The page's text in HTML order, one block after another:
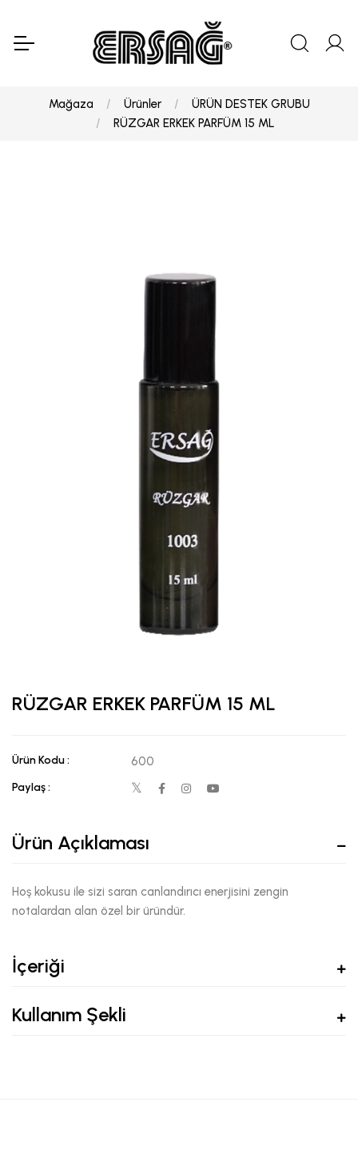
Mağaza Ürünler
ÜRÜN DESTEK GRUBU
RÜZGAR ERKEK PARFÜM 15 ML
RÜZGAR ERKEK PARFÜM 15 ML
Ürün Kodu : 600
Paylaş :
Ürün Açıklaması
Hoş kokusu ile sizi saran canlandırıcı enerjisini zengin
notalardan alan özel bir üründür.
İçeriği
Kullanım Şekli